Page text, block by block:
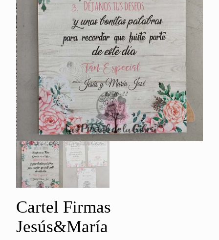
Cartel Firmas
Jesús&María